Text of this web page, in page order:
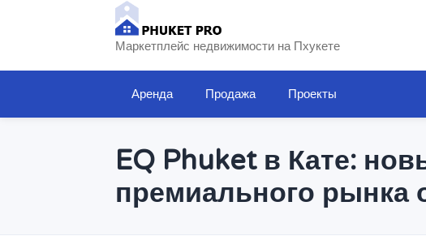
Маркетплейс недвижимости на Пхукете
Аренда Продажа Проекты
EQ Phuket в Кате:
премиального рынка